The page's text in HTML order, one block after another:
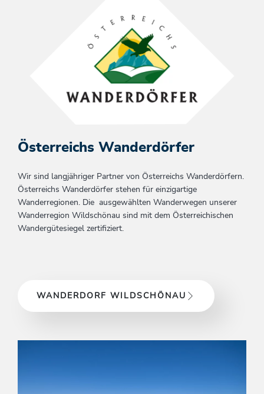
Österreichs Wanderdörfer
Wir sind langjähriger Partner von Österreichs Wanderdörfern.
Österreichs Wanderdörfer stehen für einzigartige
Wanderregionen. Die ausgewählten Wanderwegen unserer
Wanderregion Wildschönau sind mit dem Österreichischen
Wandergütesiegel zertifiziert.
WANDERDORF WILDSCHÖNAU